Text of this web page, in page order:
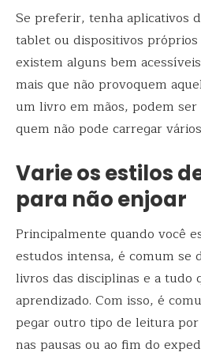
Se preferir, tenha aplicativos
tablet ou dispositivos
existem alguns bem
mais que não provoquem
um livro em mãos, podem
quem não pode carregar
Varie os estilos
para não enjoar
Principalmente quando você
estudos intensa, é comum se
livros das disciplinas e a tudo
aprendizado. Com isso, é
pegar outro tipo de leitura por
nas pausas ou ao fim do